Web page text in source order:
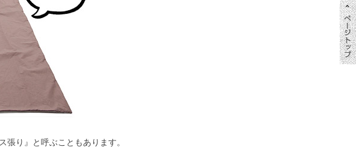
り』と呼ぶこともあります。